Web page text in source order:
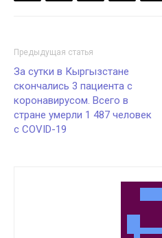
Предыдущая статья
За сутки в Кыргызстане
скончались 3 пациента с
коронавирусом. Всего в
стране умерли 1 487 человек
с COVID-19